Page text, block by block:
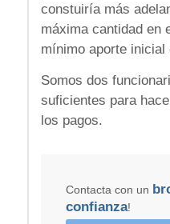
constuiría más
máxima cantidad en
mínimo aporte inicial
Somos dos
suficientes para
los pagos.
Contacta con un
confianza!